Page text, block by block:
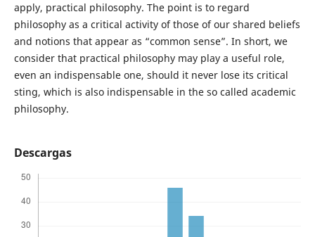
apply, practical philosophy. The point is to regard
philosophy as a critical activity of those of our shared beliefs
and notions that appear as “common sense”. In short, we
consider that practical philosophy may play a useful role,
even an indispensable one, should it never lose its critical
sting, which is also indispensable in the so called academic
philosophy.
Descargas